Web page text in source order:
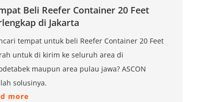
Beli Reefer Container 20 Feet
di Jakarta
tempat untuk beli Reefer Container 20 Feet
untuk di kirim ke seluruh area di
maupun area pulau jawa? ASCON
solusinya.
more